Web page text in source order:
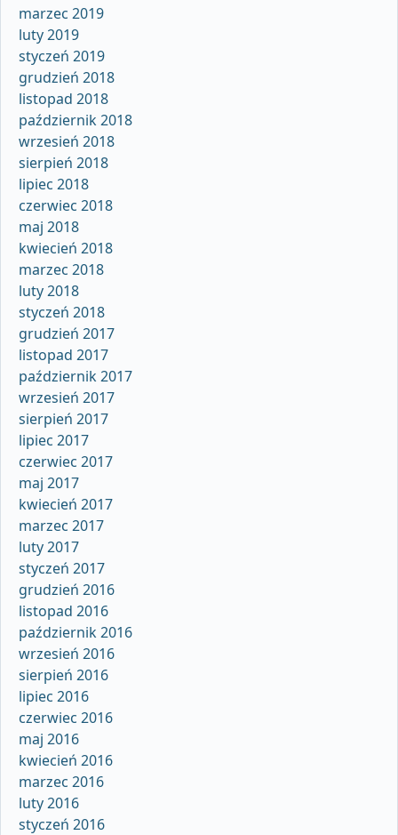
marzec 2019
luty 2019
styczeń 2019
grudzień 2018
listopad 2018
październik 2018
wrzesień 2018
sierpień 2018
lipiec 2018
czerwiec 2018
maj 2018
kwiecień 2018
marzec 2018
luty 2018
styczeń 2018
grudzień 2017
listopad 2017
październik 2017
wrzesień 2017
sierpień 2017
lipiec 2017
czerwiec 2017
maj 2017
kwiecień 2017
marzec 2017
luty 2017
styczeń 2017
grudzień 2016
listopad 2016
październik 2016
wrzesień 2016
sierpień 2016
lipiec 2016
czerwiec 2016
maj 2016
kwiecień 2016
marzec 2016
luty 2016
styczeń 2016